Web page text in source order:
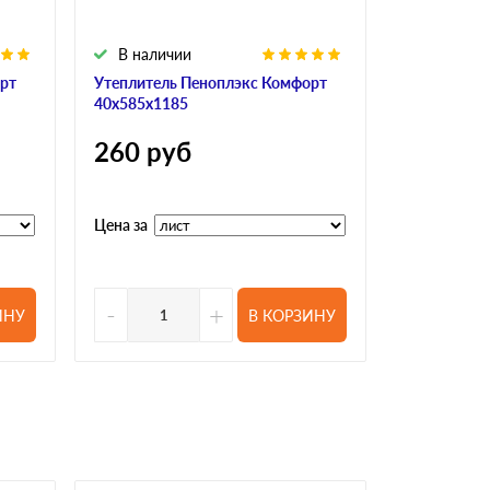
Утеплитель Пеноплэкс Комфорт
40х585х1185
В наличии
260 руб
Цена за
- + В КОРЗИНУ